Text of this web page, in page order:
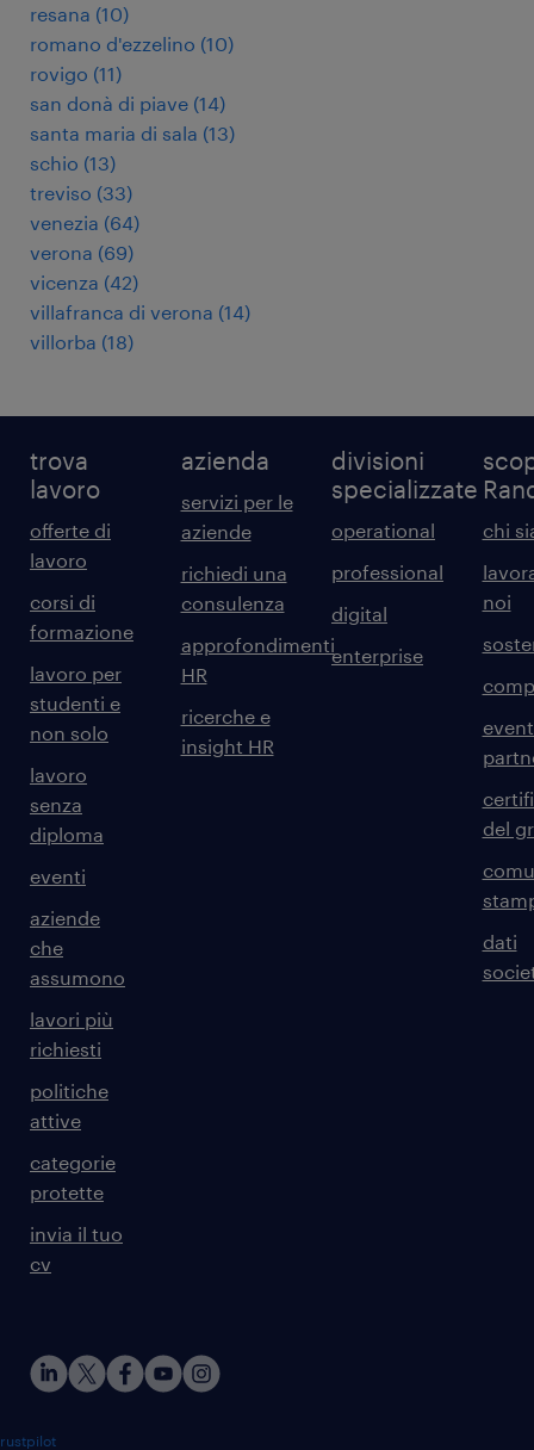
resana (10)
romano d'ezzelino (10)
rovigo (11)
san donà di piave (14)
santa maria di sala (13)
schio (13)
treviso (33)
venezia (64)
verona (69)
vicenza (42)
villafranca di verona (14)
villorba (18)
trova
lavoro
offerte di
lavoro
corsi di
formazione
lavoro per
studenti e
non solo
lavoro
senza
diploma
eventi
aziende
che
assumono
lavori più
richiesti
politiche
attive
categorie
protette
invia il tuo
cv
azienda
servizi per le
aziende
richiedi una
consulenza
approfondimenti
HR
ricerche e
insight HR
divisioni
specializzate
operational
professional
digital
enterprise
chi
noi
del
dati